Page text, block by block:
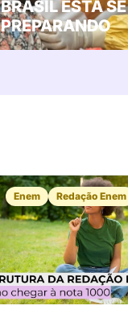
BRASIL ESTÁ SE
PREPARANDO
Enem Redação Enem